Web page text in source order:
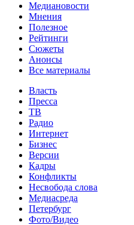
Медиановости
Мнения
Полезное
Рейтинги
Сюжеты
Анонсы
Все материалы
Власть
Пресса
ТВ
Радио
Интернет
Бизнес
Версии
Кадры
Конфликты
Несвобода слова
Медиасреда
Петербург
Фото/Видео